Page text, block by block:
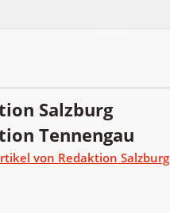
Salzburg
Tennengau
von Redaktion Salzburg